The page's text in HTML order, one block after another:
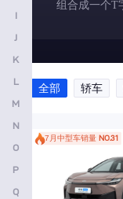
组合成一个T
全部 轿车
7月中型车销量 NO.31
I
J
K
L
M
N
O
P
Q
别克
北京越野
标致